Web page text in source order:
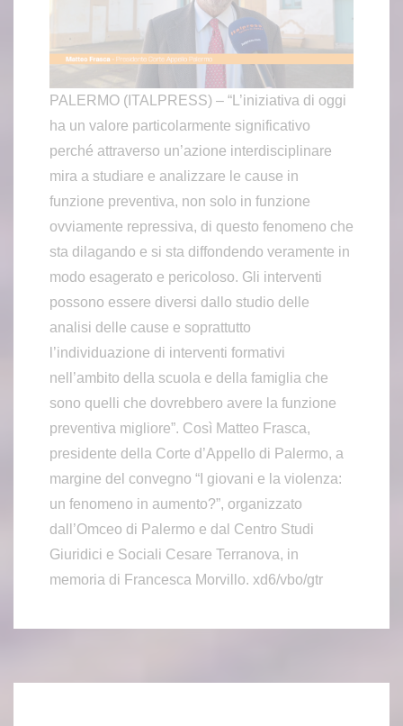
PALERMO (ITALPRESS) – “L’iniziativa di oggi
ha un valore particolarmente significativo
perché attraverso un’azione interdisciplinare
mira a studiare e analizzare le cause in
funzione preventiva, non solo in funzione
ovviamente repressiva, di questo fenomeno che
sta dilagando e si sta diffondendo veramente in
modo esagerato e pericoloso. Gli interventi
possono essere diversi dallo studio delle
analisi delle cause e soprattutto
l’individuazione di interventi formativi
nell’ambito della scuola e della famiglia che
sono quelli che dovrebbero avere la funzione
preventiva migliore”. Così Matteo Frasca,
presidente della Corte d’Appello di Palermo, a
margine del convegno “I giovani e la violenza:
un fenomeno in aumento?”, organizzato
dall’Omceo di Palermo e dal Centro Studi
Giuridici e Sociali Cesare Terranova, in
memoria di Francesca Morvillo. xd6/vbo/gtr